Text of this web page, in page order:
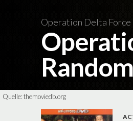
Operation Delta Force
Quelle:themoviedb.org